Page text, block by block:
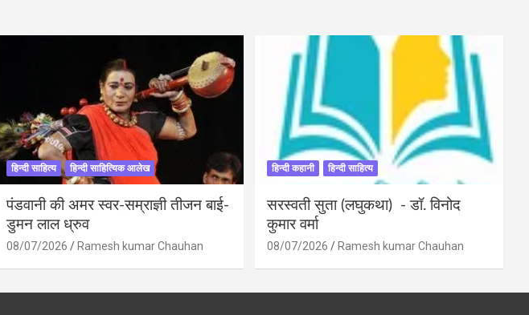
हिन्दी साहित्य हिन्दी साहित्यिक आलेख
पंडवानी की अमर स्वर-सम्राज्ञी तीजन बाई-
डुमन लाल ध्रुव
08/07/2026 Ramesh kumar Chauhan
हिन्दी कहानी हिन्दी साहित्य
सरस्वती सुता (लघुकथा) ​- डॉ. विनोद
कुमार वर्मा
08/07/2026 Ramesh kumar Chauhan